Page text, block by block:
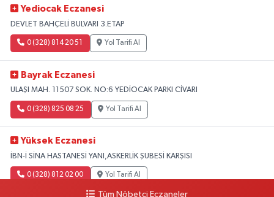
Yediocak Eczanesi
DEVLET BAHÇELİ BULVARI 3.ETAP
0 (328) 814 20 51 Yol Tarifi Al
Bayrak Eczanesi
ULAŞI MAH. 11507 SOK. NO:6 YEDİOCAK PARKI CİVARI
0 (328) 825 08 25 Yol Tarifi Al
Yüksek Eczanesi
İBN-İ SİNA HASTANESİ YANI,ASKERLİK ŞUBESİ KARŞISI
0 (328) 812 02 00 Yol Tarifi Al
Tüm Nöbetçi Eczaneler